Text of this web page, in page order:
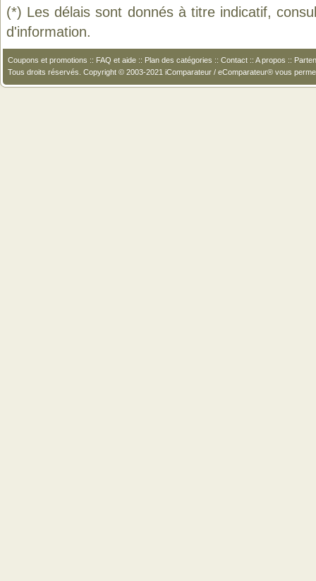
(*) Les délais sont donnés à titre indicatif,
d'information.
Coupons et promotions :: FAQ et aide :: Plan des catégories :: Contact :: A propos ::
Tous droits réservés. Copyright © 2003-2021 iComparateur / eComparateur® vous